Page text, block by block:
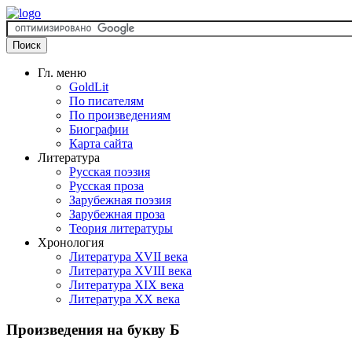
Гл. меню
GoldLit
По писателям
По произведениям
Биографии
Карта сайта
Литература
Русская поэзия
Русская проза
Зарубежная поэзия
Зарубежная проза
Теория литературы
Хронология
Литература XVII века
Литература XVIII века
Литература XIX века
Литература XX века
Произведения на букву Б